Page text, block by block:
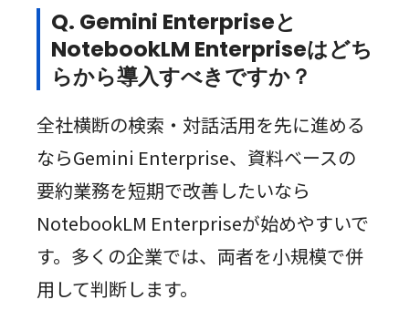
Q. Gemini Enterpriseと
NotebookLM Enterpriseはどち
らから導入すべきですか？
全社横断の検索・対話活用を先に進める
ならGemini Enterprise、資料ベースの
要約業務を短期で改善したいなら
NotebookLM Enterpriseが始めやすいで
す。多くの企業では、両者を小規模で併
用して判断します。